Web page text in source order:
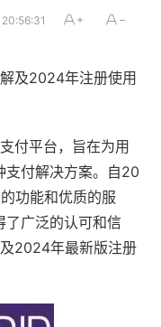
及2024年注册使用
付平台，旨在为用
支付解决方案。自20
功能和优质的服
了广泛的认可和信
2024年最新版注册